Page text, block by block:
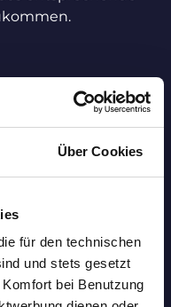
Über Cookies
für den technischen
und stets gesetzt
bei Benutzung
nach
wirkt der
allem für die Tiere